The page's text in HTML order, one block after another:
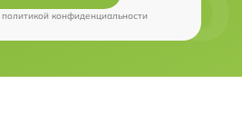
политикой конфиденциальности